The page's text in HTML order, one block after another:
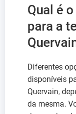
Qual é
para a
Diferentes
disponíveis
Quervain,
da mesma.